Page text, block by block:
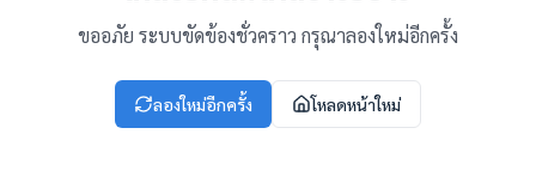
ขออภัย ระบบขัดข้องชั่วคราว กรุณาลองใหม่อีกครั้ง
ลองใหม่อีกครั้ง โหลดหน้าใหม่